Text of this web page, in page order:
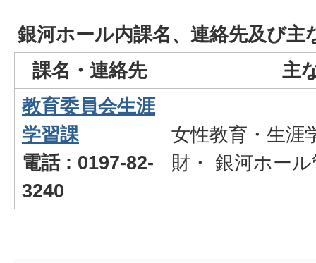
銀河ホール内課名、連絡先及び主
課名・連絡先
主
教育委員会生涯
学習課
電話 : 0197-82-
3240
女性教育・生涯
財・ 銀河ホー